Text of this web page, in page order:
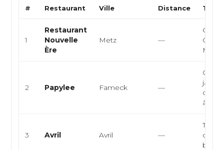
# Restaurant Ville Distance Type
1
Restaurant
Nouvelle
Ère
Metz —
2 Papylee Fameck —
à
3 Avril Avril —
Table